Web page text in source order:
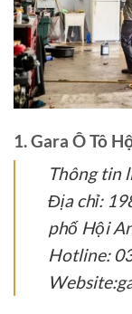
1. Gara Ô Tô
Thông tin
Địa chỉ:
phố Hội
Hotline: